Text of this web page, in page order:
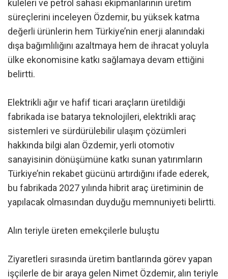
kuleleri ve petrol sahası ekipmanlarının üretim
süreçlerini inceleyen Özdemir, bu yüksek katma
değerli ürünlerin hem Türkiye’nin enerji alanındaki
dışa bağımlılığını azaltmaya hem de ihracat yoluyla
ülke ekonomisine katkı sağlamaya devam ettiğini
belirtti.
Elektrikli ağır ve hafif ticari araçların üretildiği
fabrikada ise batarya teknolojileri, elektrikli araç
sistemleri ve sürdürülebilir ulaşım çözümleri
hakkında bilgi alan Özdemir, yerli otomotiv
sanayisinin dönüşümüne katkı sunan yatırımların
Türkiye’nin rekabet gücünü artırdığını ifade ederek,
bu fabrikada 2027 yılında hibrit araç üretiminin de
yapılacak olmasından duyduğu memnuniyeti belirtti.
Alın teriyle üreten emekçilerle buluştu
Ziyaretleri sırasında üretim bantlarında görev yapan
işçilerle de bir araya gelen Nimet Özdemir, alın teriyle